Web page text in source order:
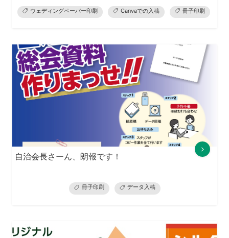
ウェディングペーパー印刷 Canvaでの入稿 冊子印刷
自治会長さーん、朗報です！
冊子印刷 データ入稿